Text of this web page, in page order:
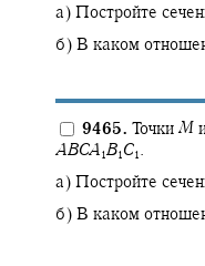
а) Постройте
б) В каком
9465. Точки M
ABCA 1B1 C1 .
а) Постройте
б) В каком